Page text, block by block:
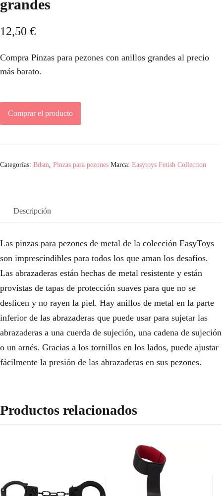
grandes
12,50 €
Compra Pinzas para pezones con anillos grandes al precio
más barato.
Comprar el producto
Categorías: Bdsm, Pinzas para pezones Marca: Easytoys Fetish Collection
Descripción
Las pinzas para pezones de metal de la colección EasyToys
son imprescindibles para todos los que aman los desafíos.
Las abrazaderas están hechas de metal resistente y están
provistas de tapas de protección suaves para que no se
deslicen y no rayen la piel. Hay anillos de metal en la parte
inferior de las abrazaderas que puede usar para sujetar las
abrazaderas a una cuerda de sujeción, una cadena de sujeción
o un arnés. Gracias a los tornillos en los lados, puede ajustar
fácilmente la presión de las abrazaderas en sus pezones.
Productos relacionados